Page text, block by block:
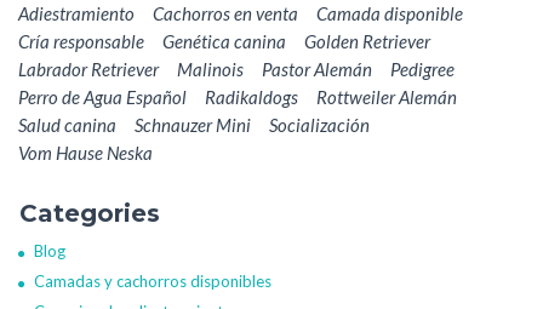
Adiestramiento Cachorros en venta
Camada disponible
Cría responsable
Genética canina
Golden Retriever
Labrador Retriever
Malinois Pastor Alemán
Pedigree
Perro de Agua Español
Radikaldogs
Rottweiler Alemán
Salud canina
Schnauzer Mini
Socialización
Vom Hause Neska
Categories
Blog
Camadas y cachorros disponibles